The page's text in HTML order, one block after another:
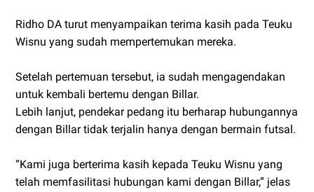
Ridho DA turut menyampaikan terima kasih pada Teuku
Wisnu yang sudah mempertemukan mereka.
Setelah pertemuan tersebut, ia sudah mengagendakan
untuk kembali bertemu dengan Billar.
Lebih lanjut, pendekar pedang itu berharap hubungannya
dengan Billar tidak terjalin hanya dengan bermain futsal.
“Kami juga berterima kasih kepada Teuku Wisnu yang
telah memfasilitasi hubungan kami dengan Billar,” jelas